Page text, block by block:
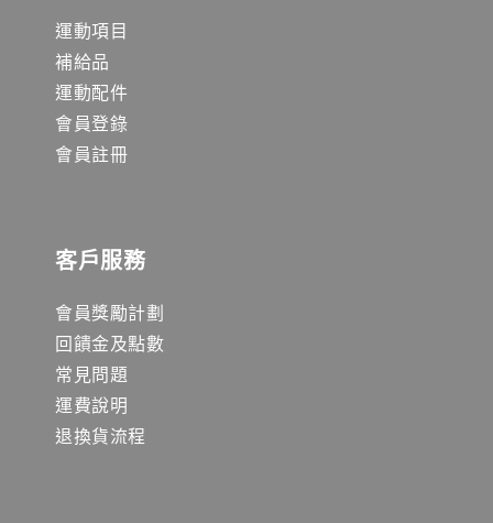
運動項目
補給品
運動配件
會員登錄
會員註冊
客戶服務
會員獎勵計劃
回饋金及點數
常見問題
運費說明
退換貨流程